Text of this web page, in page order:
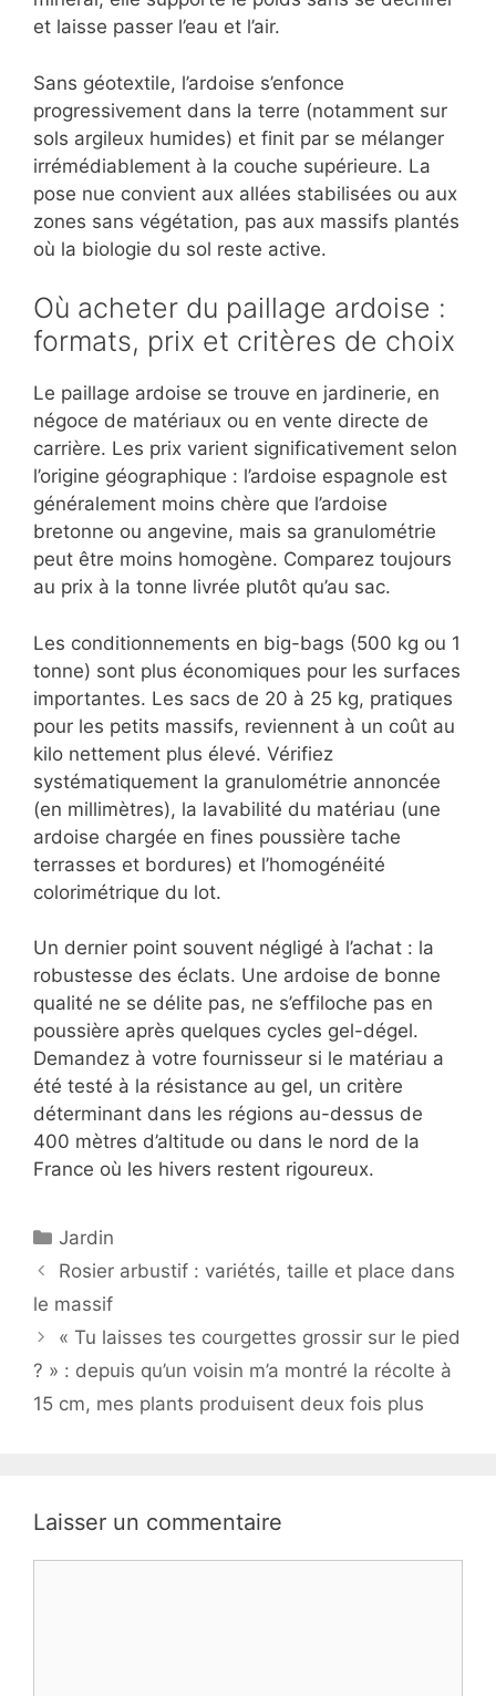
et laisse passer l’eau et l’air.
Sans géotextile, l’ardoise s’enfonce
progressivement dans la terre (notamment sur
sols argileux humides) et finit par se mélanger
irrémédiablement à la couche supérieure. La
pose nue convient aux allées stabilisées ou aux
zones sans végétation, pas aux massifs plantés
où la biologie du sol reste active.
Où acheter du paillage ardoise :
formats, prix et critères de choix
Le paillage ardoise se trouve en jardinerie, en
négoce de matériaux ou en vente directe de
carrière. Les prix varient significativement selon
l’origine géographique : l’ardoise espagnole est
généralement moins chère que l’ardoise
bretonne ou angevine, mais sa granulométrie
peut être moins homogène. Comparez toujours
au prix à la tonne livrée plutôt qu’au sac.
Les conditionnements en big-bags (500 kg ou 1
tonne) sont plus économiques pour les surfaces
importantes. Les sacs de 20 à 25 kg, pratiques
pour les petits massifs, reviennent à un coût au
kilo nettement plus élevé. Vérifiez
systématiquement la granulométrie annoncée
(en millimètres), la lavabilité du matériau (une
ardoise chargée en fines poussière tache
terrasses et bordures) et l’homogénéité
colorimétrique du lot.
Un dernier point souvent négligé à l’achat : la
robustesse des éclats. Une ardoise de bonne
qualité ne se délite pas, ne s’effiloche pas en
poussière après quelques cycles gel-dégel.
Demandez à votre fournisseur si le matériau a
été testé à la résistance au gel, un critère
déterminant dans les régions au-dessus de
400 mètres d’altitude ou dans le nord de la
France où les hivers restent rigoureux.
Catégories
Jardin
Rosier arbustif : variétés, taille et place dans
le massif
« Tu laisses tes courgettes grossir sur le pied
? » : depuis qu’un voisin m’a montré la récolte à
15 cm, mes plants produisent deux fois plus
Laisser un commentaire